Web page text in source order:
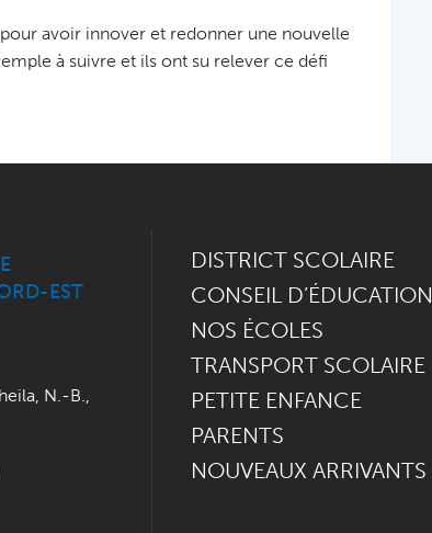
avoir innover et redonner une nouvelle
à suivre et ils ont su relever ce défi
EST
N.-B.,
DISTRICT SCOLAIRE
CONSEIL D’ÉDUCATION
NOS ÉCOLES
TRANSPORT SCOLAIRE
PETITE ENFANCE
PARENTS
NOUVEAUX ARRIVANTS